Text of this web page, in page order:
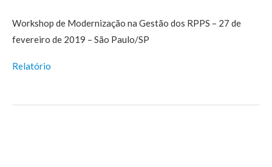
Workshop de Modernização na Gestão dos RPPS – 27 de
fevereiro de 2019 – São Paulo/SP
Relatório